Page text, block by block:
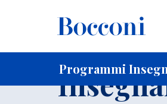
Programmi
Home Per studenti iscritti